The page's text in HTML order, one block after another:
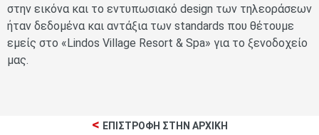
στην εικόνα και το εντυπωσιακό design των τηλεοράσεων
ήταν δεδομένα και αντάξια των standards που θέτουμε
εμείς στο «Lindos Village Resort & Spa» για το ξενοδοχείο
μας.
< ΕΠΙΣΤΡΟΦΗ ΣΤΗΝ ΑΡΧΙΚΗ